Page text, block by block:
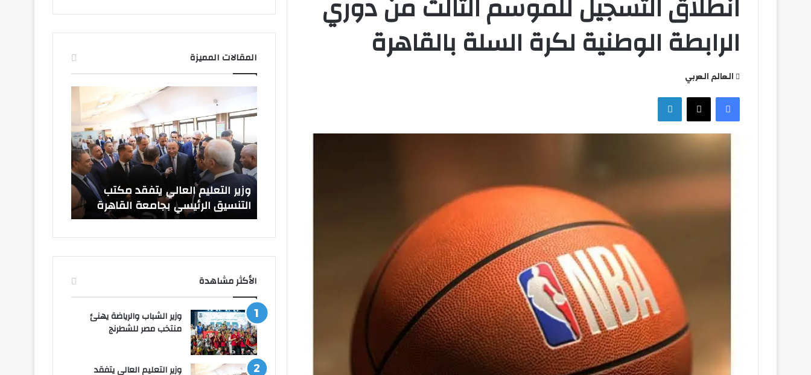
الرابطة الوطنية لكرة السلة بالقاهرة
العالم العربي
فيسبوك
‫X لينكدإن
المقالات المميزة
التعليم العالي تكثف جهودها للتصدي
للكيانات الوهمية مصر للشطرنج
وزير
العالي
مكتب
التنسيق
الرئيسي
بجامعة
القاهرة
وزير التعليم العالي يتفقد مكتب
التنسيق الرئيسي بجامعة القاهرة
بتعيين
قيادات
جديدة
الأكثر مشاهدة
وزير الشباب والرياضة يهنئ
منتخب مصر للشطرنج
وزير التعليم العالي يتفقد